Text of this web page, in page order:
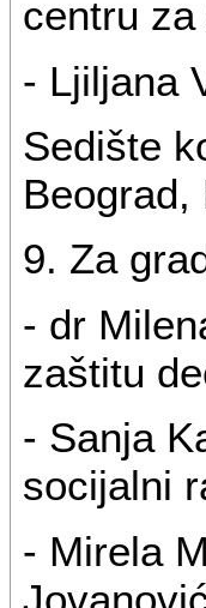
centru
- Ljiljana
Sedište
Beograd,
9. Za
- dr
zaštitu
- Sanja
socijalni
- Mirela